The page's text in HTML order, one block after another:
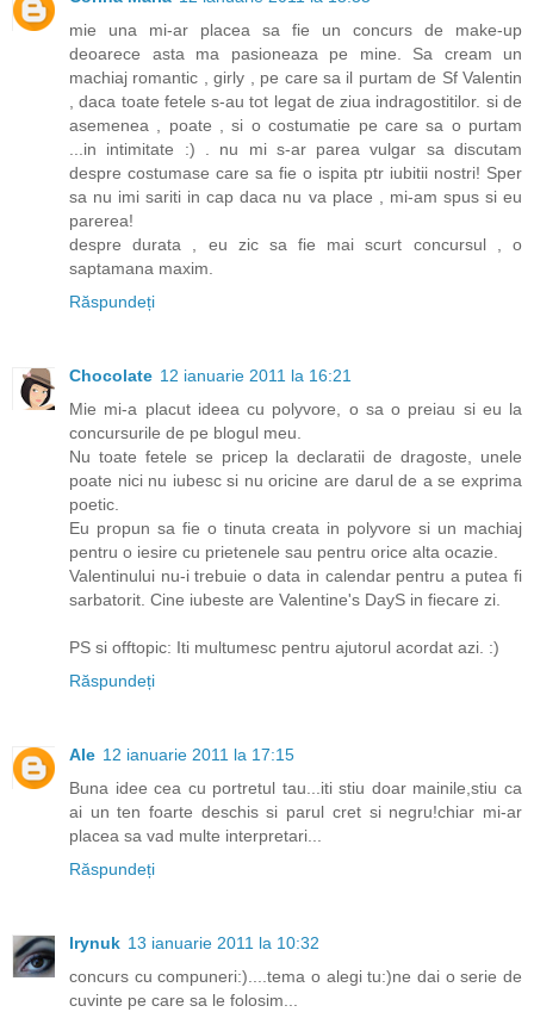
mie una mi-ar placea sa fie un concurs de make-up
deoarece asta ma pasioneaza pe mine. Sa cream un
machiaj romantic , girly , pe care sa il purtam de Sf Valentin
, daca toate fetele s-au tot legat de ziua indragostitilor. si de
asemenea , poate , si o costumatie pe care sa o purtam
...in intimitate :) . nu mi s-ar parea vulgar sa discutam
despre costumase care sa fie o ispita ptr iubitii nostri! Sper
sa nu imi sariti in cap daca nu va place , mi-am spus si eu
parerea!
despre durata , eu zic sa fie mai scurt concursul , o
saptamana maxim.
Răspundeți
Chocolate 12 ianuarie 2011 la 16:21
Mie mi-a placut ideea cu polyvore, o sa o preiau si eu la
concursurile de pe blogul meu.
Nu toate fetele se pricep la declaratii de dragoste, unele
poate nici nu iubesc si nu oricine are darul de a se exprima
poetic.
Eu propun sa fie o tinuta creata in polyvore si un machiaj
pentru o iesire cu prietenele sau pentru orice alta ocazie.
Valentinului nu-i trebuie o data in calendar pentru a putea fi
sarbatorit. Cine iubeste are Valentine's DayS in fiecare zi.
PS si offtopic: Iti multumesc pentru ajutorul acordat azi. :)
Răspundeți
Ale 12 ianuarie 2011 la 17:15
Buna idee cea cu portretul tau...iti stiu doar mainile,stiu ca
ai un ten foarte deschis si parul cret si negru!chiar mi-ar
placea sa vad multe interpretari...
Răspundeți
Irynuk 13 ianuarie 2011 la 10:32
concurs cu compuneri:)....tema o alegi tu:)ne dai o serie de
cuvinte pe care sa le folosim...